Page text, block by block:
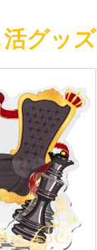
グッズ